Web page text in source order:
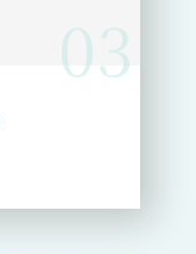
03